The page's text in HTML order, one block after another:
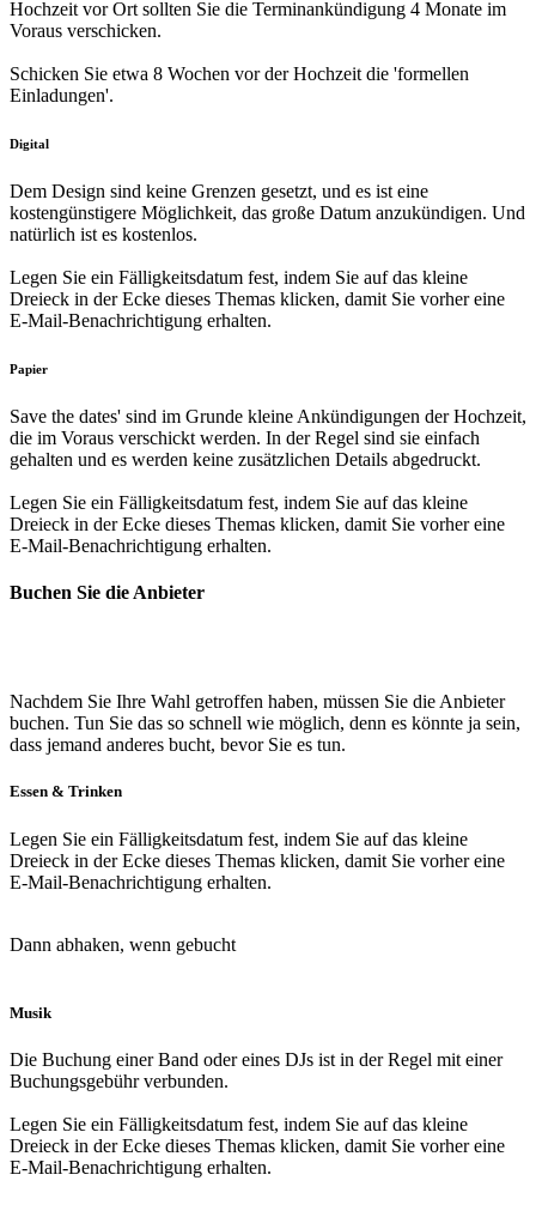
Hochzeit vor Ort sollten Sie die Terminankündigung 4 Monate im
Voraus verschicken.
Schicken Sie etwa 8 Wochen vor der Hochzeit die 'formellen
Einladungen'.
Digital
Dem Design sind keine Grenzen gesetzt, und es ist eine
kostengünstigere Möglichkeit, das große Datum anzukündigen. Und
natürlich ist es kostenlos.
Legen Sie ein Fälligkeitsdatum fest, indem Sie auf das kleine
Dreieck in der Ecke dieses Themas klicken, damit Sie vorher eine
E-Mail-Benachrichtigung erhalten.
Papier
Save the dates' sind im Grunde kleine Ankündigungen der Hochzeit,
die im Voraus verschickt werden. In der Regel sind sie einfach
gehalten und es werden keine zusätzlichen Details abgedruckt.
Legen Sie ein Fälligkeitsdatum fest, indem Sie auf das kleine
Dreieck in der Ecke dieses Themas klicken, damit Sie vorher eine
E-Mail-Benachrichtigung erhalten.
Buchen Sie die Anbieter
Nachdem Sie Ihre Wahl getroffen haben, müssen Sie die Anbieter
buchen. Tun Sie das so schnell wie möglich, denn es könnte ja sein,
dass jemand anderes bucht, bevor Sie es tun.
Essen & Trinken
Legen Sie ein Fälligkeitsdatum fest, indem Sie auf das kleine
Dreieck in der Ecke dieses Themas klicken, damit Sie vorher eine
E-Mail-Benachrichtigung erhalten.
Dann abhaken, wenn gebucht
Musik
Die Buchung einer Band oder eines DJs ist in der Regel mit einer
Buchungsgebühr verbunden.
Legen Sie ein Fälligkeitsdatum fest, indem Sie auf das kleine
Dreieck in der Ecke dieses Themas klicken, damit Sie vorher eine
E-Mail-Benachrichtigung erhalten.